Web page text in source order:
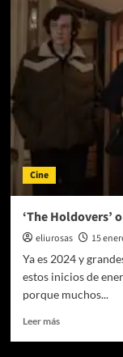
Temporada
de
Premios
Cinépolis
trae
cinebono
Cine
‘The Holdovers’
eliurosas 15
Ya es 2024 y
estos inicios de
porque muchos...
Leer másLeer